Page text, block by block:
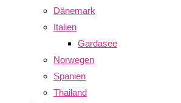
Dänemark
Italien
Gardasee
Norwegen
Spanien
Thailand